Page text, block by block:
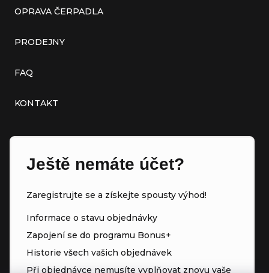
OPRAVA ČERPADLA
PRODEJNY
FAQ
KONTAKT
Ještě nemáte účet?
Zaregistrujte se a získejte spousty výhod!
Informace o stavu objednávky
Zapojení se do programu Bonus+
Historie všech vašich objednávek
Při objednávce nemusíte vyplňovat znovu vaše